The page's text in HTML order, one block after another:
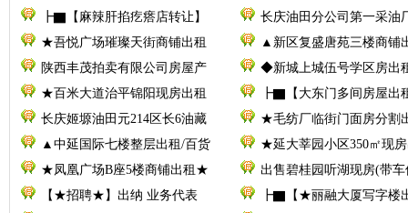
┣▇【麻辣肝掐疙瘩店转让】
长庆油田分公司第一采油
★吾悦广场璀璨天街商铺出租
▲新区复盛唐苑三楼商铺
陕西丰茂拍卖有限公司房屋产
◆新城上城伍号学区房出
★百米大道治平锦阳现房出租
┣▇【大东门多间房屋出
长庆姬塬油田元214区长6油藏
★毛纺厂临街门面房分割
▲中延国际七楼整层出租/百货
★延大莘园小区350㎡现
★凤凰广场B座5楼商铺出租★
出售碧桂园听湖现房(带车
【★招聘★】出纳 业务代表
┣▇【★丽融大厦写字楼